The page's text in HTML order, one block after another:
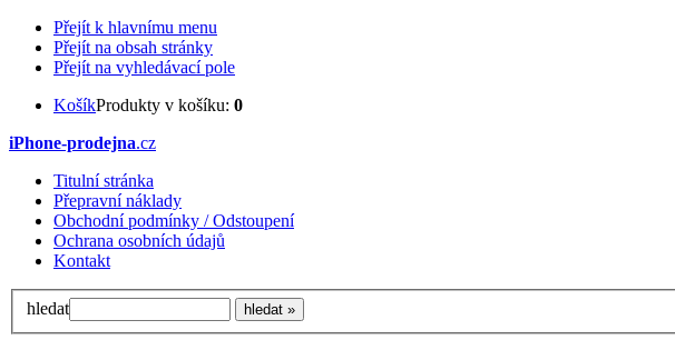
Přejít k hlavnímu menu
Přejít na obsah stránky
Přejít na vyhledávací pole
KošíkProdukty v košíku: 0
iPhone-prodejna.cz
Titulní stránka
Přepravní náklady
Obchodní podmínky / Odstoupení
Ochrana osobních údajů
Kontakt
hledat